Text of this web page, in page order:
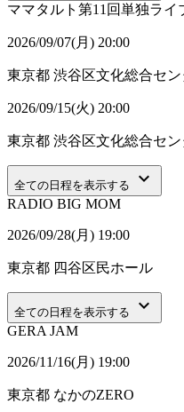
ママタルト第11回単独ライ
2026/09/07(月) 20:00
東京都 渋谷区文化総合セ
2026/09/15(火) 20:00
東京都 渋谷区文化総合セ
全ての日程を表示する keyboard_arrow_down
RADIO BIG MOM
2026/09/28(月) 19:00
東京都 四谷区民ホール
全ての日程を表示する keyboard_arrow_down
GERA JAM
2026/11/16(月) 19:00
東京都 なかのZERO